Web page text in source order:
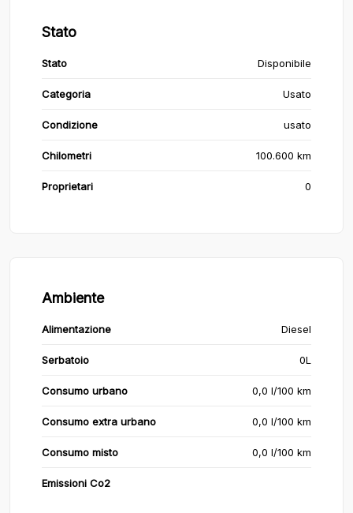
Stato
Stato Disponibile
Categoria Usato
Condizione usato
Chilometri 100.600 km
Proprietari 0
Ambiente
Alimentazione Diesel
Serbatoio 0L
Consumo urbano 0,0 l/100 km
Consumo extra urbano 0,0 l/100 km
Consumo misto 0,0 l/100 km
Emissioni Co2